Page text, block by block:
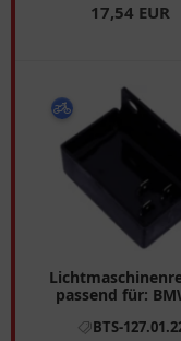
17,54 EUR
passend für:
BTS-